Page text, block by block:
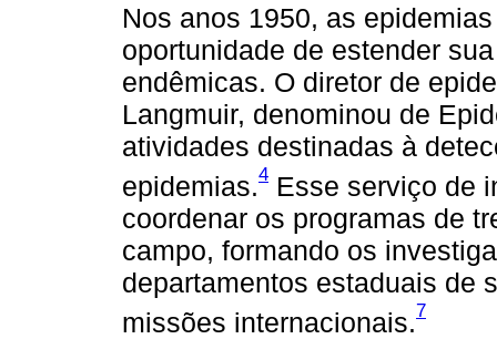
Nos anos 1950, as
oportunidade de estender
endêmicas. O diretor de
Langmuir, denominou de
atividades destinadas à
epidemias.4 Esse serviço de
coordenar os programas de
campo, formando os
departamentos estaduais de
missões internacionais.7